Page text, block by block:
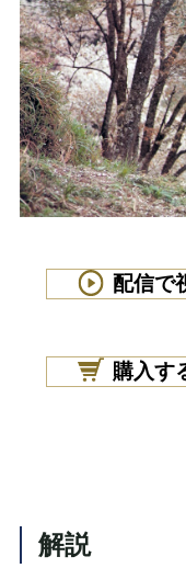
配信で
購入す
解説